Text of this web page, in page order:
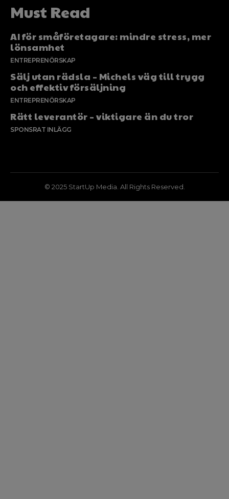
Must Read
AI för småföretagare: mindre stress, mer
lönsamhet
ENTREPRENÖRSKAP
Sälj utan rädsla – Michels väg till trygg
och effektiv försäljning
ENTREPRENÖRSKAP
Rätt leverantör – viktigare än du tror
SPONSRAT INLÄGG
© 2025 StartUp Media. All Rights Reserved.